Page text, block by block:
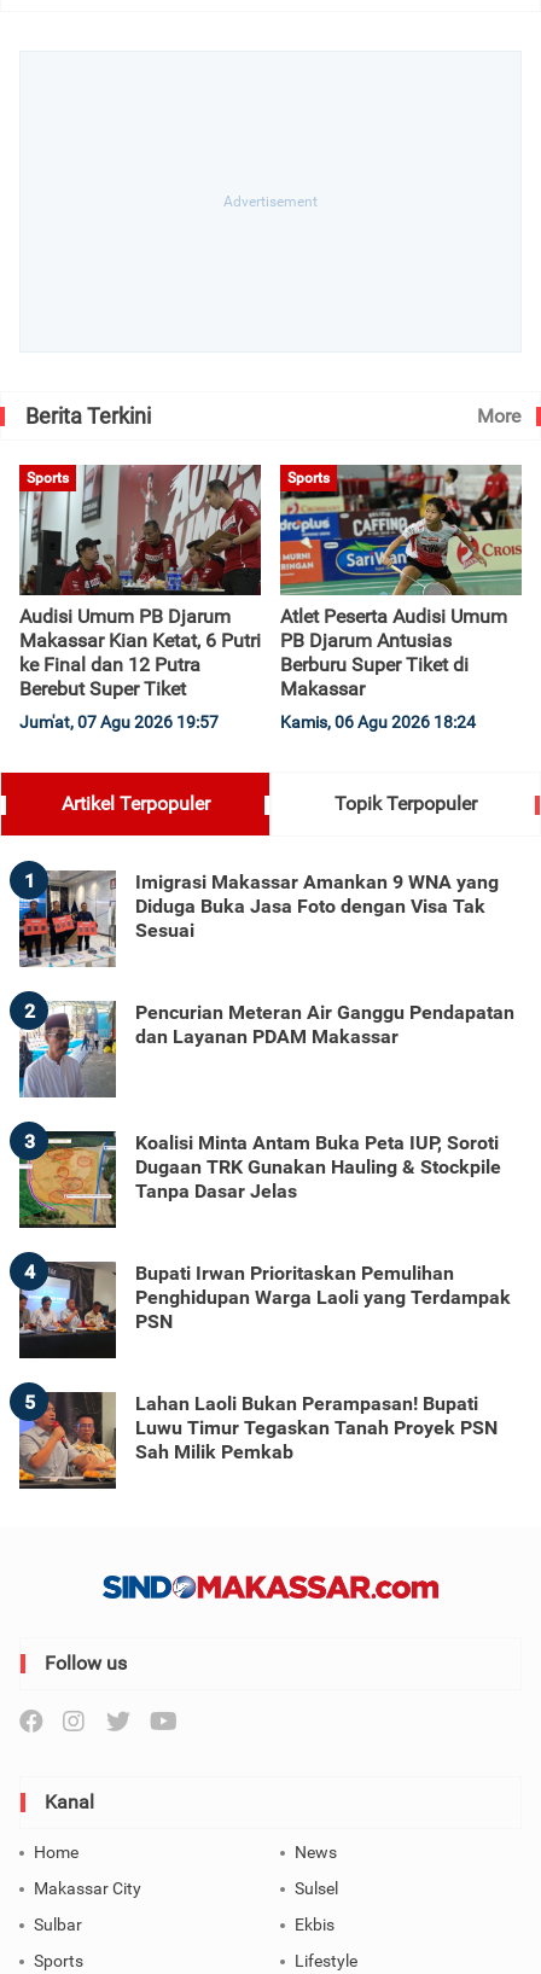
Berita Terkini More
Sports
Audisi Umum PB Djarum
Makassar Kian Ketat, 6 Putri
ke Final dan 12 Putra
Berebut Super Tiket
Jum'at, 07 Agu 2026 19:57
Sports
Atlet Peserta Audisi Umum
PB Djarum Antusias
Berburu Super Tiket di
Makassar
Kamis, 06 Agu 2026 18:24
Artikel Terpopuler Topik Terpopuler
1
Imigrasi Makassar Amankan 9 WNA yang
Diduga Buka Jasa Foto dengan Visa Tak
Sesuai
2
Pencurian Meteran Air Ganggu Pendapatan
dan Layanan PDAM Makassar
3
Koalisi Minta Antam Buka Peta IUP, Soroti
Dugaan TRK Gunakan Hauling & Stockpile
Tanpa Dasar Jelas
4
Bupati Irwan Prioritaskan Pemulihan
Penghidupan Warga Laoli yang Terdampak
PSN
5
Lahan Laoli Bukan Perampasan! Bupati
Luwu Timur Tegaskan Tanah Proyek PSN
Sah Milik Pemkab
Follow us
Kanal
Home
News
Makassar City
Sulsel
Sulbar
Ekbis
Sports
Lifestyle